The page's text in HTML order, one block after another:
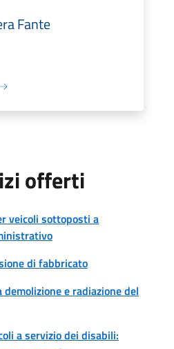
Fante
offerti
veicoli sottoposti a
di fabbricato
e radiazione del
a servizio dei disabili: